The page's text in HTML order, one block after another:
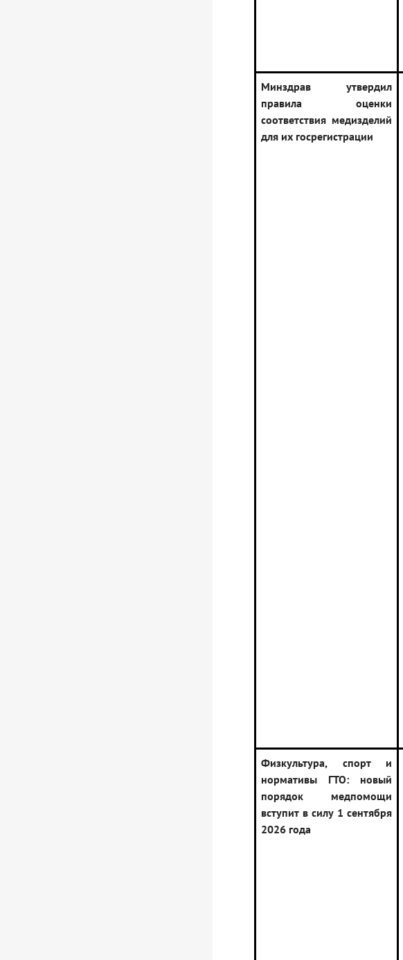
Минздрав утвердил
правила оценки
соответствия медизделий
для их госрегистрации
Физкультура, спорт и
нормативы ГТО: новый
порядок медпомощи
вступит в силу 1 сентября
2026 года